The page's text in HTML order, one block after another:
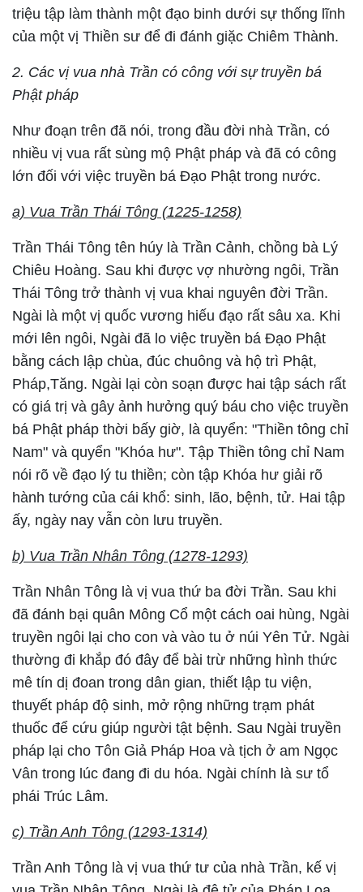
triệu tập làm thành một đạo binh dưới sự thống lĩnh
của một vị Thiền sư để đi đánh giặc Chiêm Thành.
2. Các vị vua nhà Trần có công với sự truyền bá
Phật pháp
Như đoạn trên đã nói, trong đầu đời nhà Trần, có
nhiều vị vua rất sùng mộ Phật pháp và đã có công
lớn đối với việc truyền bá Đạo Phật trong nước.
a) Vua Trần Thái Tông (1225-1258)
Trần Thái Tông tên húy là Trần Cảnh, chồng bà Lý
Chiêu Hoàng. Sau khi được vợ nhường ngôi, Trần
Thái Tông trở thành vị vua khai nguyên đời Trần.
Ngài là một vị quốc vương hiếu đạo rất sâu xa. Khi
mới lên ngôi, Ngài đã lo việc truyền bá Đạo Phật
bằng cách lập chùa, đúc chuông và hộ trì Phật,
Pháp,Tăng. Ngài lại còn soạn được hai tập sách rất
có giá trị và gây ảnh hưởng quý báu cho việc truyền
bá Phật pháp thời bấy giờ, là quyển: "Thiền tông chỉ
Nam" và quyển "Khóa hư". Tập Thiền tông chỉ Nam
nói rõ về đạo lý tu thiền; còn tập Khóa hư giải rõ
hành tướng của cái khổ: sinh, lão, bệnh, tử. Hai tập
ấy, ngày nay vẫn còn lưu truyền.
b) Vua Trần Nhân Tông (1278-1293)
Trần Nhân Tông là vị vua thứ ba đời Trần. Sau khi
đã đánh bại quân Mông Cổ một cách oai hùng, Ngài
truyền ngôi lại cho con và vào tu ở núi Yên Tử. Ngài
thường đi khắp đó đây để bài trừ những hình thức
mê tín dị đoan trong dân gian, thiết lập tu viện,
thuyết pháp độ sinh, mở rộng những trạm phát
thuốc để cứu giúp người tật bệnh. Sau Ngài truyền
pháp lại cho Tôn Giả Pháp Hoa và tịch ở am Ngọc
Vân trong lúc đang đi du hóa. Ngài chính là sư tổ
phái Trúc Lâm.
c) Trần Anh Tông (1293-1314)
Trần Anh Tông là vị vua thứ tư của nhà Trần, kế vị